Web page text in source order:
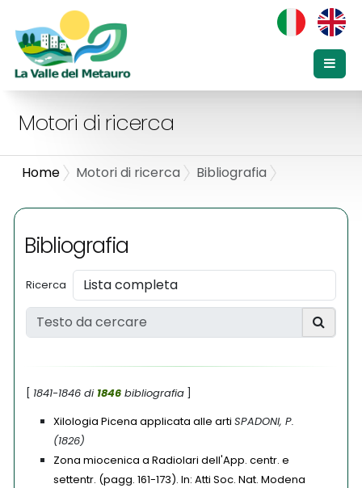
Motori di ricerca
Home Motori di ricerca Bibliografia
Bibliografia
Ricerca
[ 1841-1846 di 1846 bibliografia ]
Xilologia Picena applicata alle arti SPADONI, P.
(1826)
Zona miocenica a Radiolari dell'App. centr. e
settentr. (pagg. 161-173). In: Atti Soc. Nat. Modena